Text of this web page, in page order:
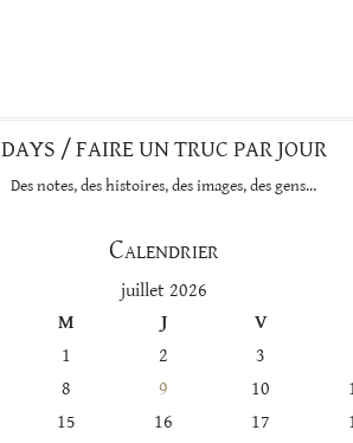
DAYS / FAIRE UN TRUC PAR JOUR
Des notes, des histoires, des images, des gens…
Calendrier
juillet 2026
M J
V
1
2
3
8 9 10
15 16 17